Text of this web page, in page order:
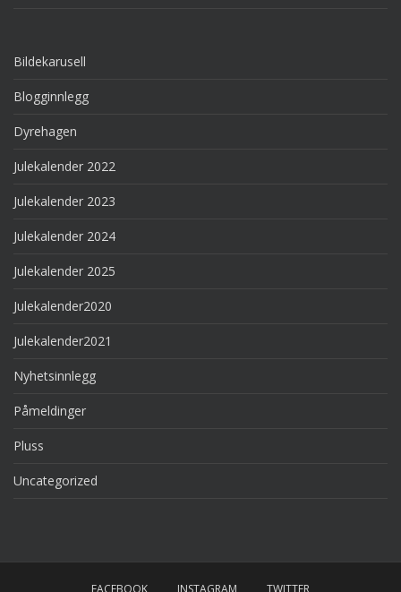
Bildekarusell
Blogginnlegg
Dyrehagen
Julekalender 2022
Julekalender 2023
Julekalender 2024
Julekalender 2025
Julekalender2020
Julekalender2021
Nyhetsinnlegg
Påmeldinger
Pluss
Uncategorized
FACEBOOK INSTAGRAM TWITTER